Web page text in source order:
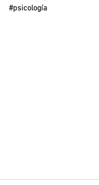
#psicología